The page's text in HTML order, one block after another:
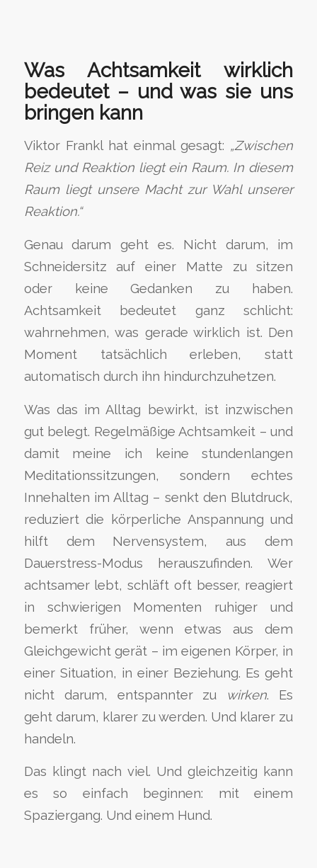
Was Achtsamkeit wirklich
bedeutet – und was sie uns
bringen kann
Viktor Frankl hat einmal gesagt: „Zwischen
Reiz und Reaktion liegt ein Raum. In diesem
Raum liegt unsere Macht zur Wahl unserer
Reaktion.“
Genau darum geht es. Nicht darum, im
Schneidersitz auf einer Matte zu sitzen
oder keine Gedanken zu haben.
Achtsamkeit bedeutet ganz schlicht:
wahrnehmen, was gerade wirklich ist. Den
Moment tatsächlich erleben, statt
automatisch durch ihn hindurchzuhetzen.
Was das im Alltag bewirkt, ist inzwischen
gut belegt. Regelmäßige Achtsamkeit – und
damit meine ich keine stundenlangen
Meditationssitzungen, sondern echtes
Innehalten im Alltag – senkt den Blutdruck,
reduziert die körperliche Anspannung und
hilft dem Nervensystem, aus dem
Dauerstress-Modus herauszufinden. Wer
achtsamer lebt, schläft oft besser, reagiert
in schwierigen Momenten ruhiger und
bemerkt früher, wenn etwas aus dem
Gleichgewicht gerät – im eigenen Körper, in
einer Situation, in einer Beziehung. Es geht
nicht darum, entspannter zu wirken. Es
geht darum, klarer zu werden. Und klarer zu
handeln.
Das klingt nach viel. Und gleichzeitig kann
es so einfach beginnen: mit einem
Spaziergang. Und einem Hund.